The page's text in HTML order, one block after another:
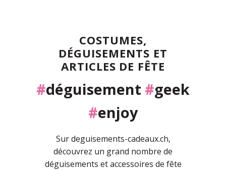
COSTUMES,
DÉGUISEMENTS ET
ARTICLES DE FÊTE
#déguisement #geek
#enjoy
Sur deguisements-cadeaux.ch,
découvrez un grand nombre de
déguisements et accessoires de fête